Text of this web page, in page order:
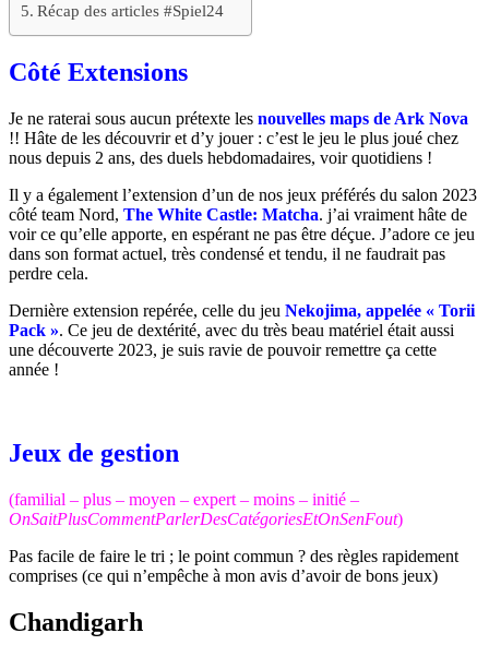
Récap des articles #Spiel24
Côté Extensions
Je ne raterai sous aucun prétexte les nouvelles maps de Ark Nova
!! Hâte de les découvrir et d’y jouer : c’est le jeu le plus joué chez
nous depuis 2 ans, des duels hebdomadaires, voir quotidiens !
Il y a également l’extension d’un de nos jeux préférés du salon 2023
côté team Nord, The White Castle: Matcha. j’ai vraiment hâte de
voir ce qu’elle apporte, en espérant ne pas être déçue. J’adore ce jeu
dans son format actuel, très condensé et tendu, il ne faudrait pas
perdre cela.
Dernière extension repérée, celle du jeu Nekojima, appelée « Torii
Pack ». Ce jeu de dextérité, avec du très beau matériel était aussi
une découverte 2023, je suis ravie de pouvoir remettre ça cette
année !
Jeux de gestion
(familial – plus – moyen – expert – moins – initié –
OnSaitPlusCommentParlerDesCatégoriesEtOnSenFout)
Pas facile de faire le tri ; le point commun ? des règles rapidement
comprises (ce qui n’empêche à mon avis d’avoir de bons jeux)
Chandigarh